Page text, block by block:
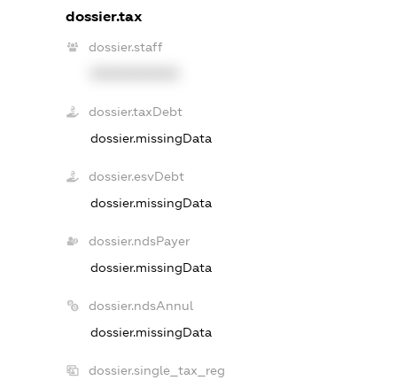
dossier.tax
dossier.staff
dossier.taxDebt
dossier.missingData
dossier.esvDebt
dossier.missingData
dossier.ndsPayer
dossier.missingData
dossier.ndsAnnul
dossier.missingData
dossier.single_tax_reg